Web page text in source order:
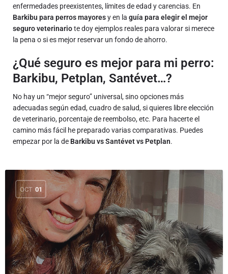
enfermedades preexistentes, límites de edad y carencias. En
Barkibu para perros mayoresy en la guía para elegir el mejor
seguro veterinariote doy ejemplos reales para valorar si merece
la pena o si es mejor reservar un fondo de ahorro.
¿Qué seguro es mejor para mi perro:
Barkibu, Petplan, Santévet…?
No hay un “mejor seguro” universal, sino opciones más
adecuadas según edad, cuadro de salud, si quieres libre elección
de veterinario, porcentaje de reembolso, etc. Para hacerte el
camino más fácil he preparado varias comparativas. Puedes
empezar por la de Barkibu vs Santévet vs Petplan.
OCT 01